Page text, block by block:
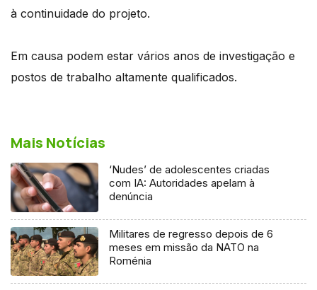
à continuidade do projeto.
Em causa podem estar vários anos de investigação e
postos de trabalho altamente qualificados.
Mais Notícias
‘Nudes’ de adolescentes criadas
com IA: Autoridades apelam à
denúncia
Militares de regresso depois de 6
meses em missão da NATO na
Roménia